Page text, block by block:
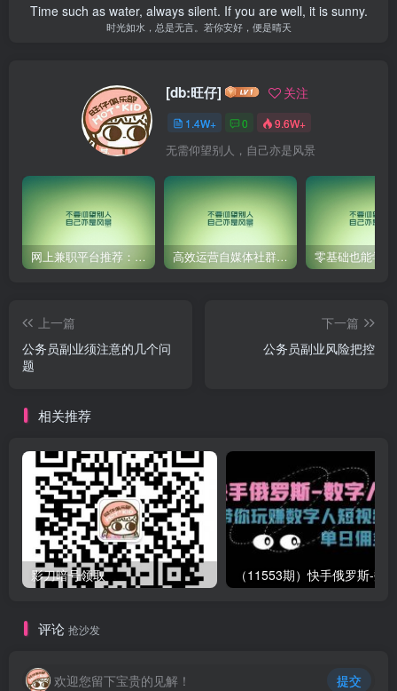
Time such as water, always silent. If you are well, it is sunny.
时光如水，总是无言。若你安好，便是晴天
[db:旺仔] 关注
1.4W+ 0 9.6W+
无需仰望别人，自己亦是风景
网上兼职平台推荐：国外网赚任务！ 高效运营自媒体社群，让内容更有价值！
上一篇
公务员副业须注意的几个问
题
下一篇
公务员副业风险把控
相关推荐
影刀暗号领取
评论 抢沙发
欢迎您留下宝贵的见解！ 提交